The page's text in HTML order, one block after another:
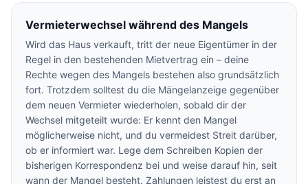
Vermieterwechsel während des Mangels
Wird das Haus verkauft, tritt der neue Eigentümer in der
Regel in den bestehenden Mietvertrag ein – deine
Rechte wegen des Mangels bestehen also grundsätzlich
fort. Trotzdem solltest du die Mängelanzeige gegenüber
dem neuen Vermieter wiederholen, sobald dir der
Wechsel mitgeteilt wurde: Er kennt den Mangel
möglicherweise nicht, und du vermeidest Streit darüber,
ob er informiert war. Lege dem Schreiben Kopien der
bisherigen Korrespondenz bei und weise darauf hin, seit
wann der Mangel besteht. Zahlungen leistest du erst an